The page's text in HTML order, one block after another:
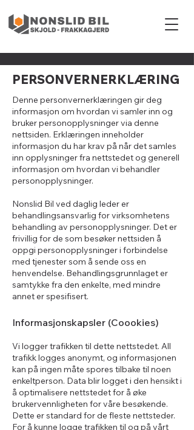
PERSONVERNERKLÆRING
Denne personvernerklæringen gir deg
informasjon om hvordan vi samler inn og
bruker personopplysninger via denne
nettsiden. Erklæringen inneholder
informasjon du har krav på når det samles
inn opplysninger fra nettstedet og generell
informasjon om hvordan vi behandler
personopplysninger.
Nonslid Bil ved daglig leder er
behandlingsansvarlig for virksomhetens
behandling av personopplysninger. Det er
frivillig for de som besøker nettsiden å
oppgi personopplysninger i forbindelse
med tjenester som å sende oss en
henvendelse. Behandlingsgrunnlaget er
samtykke fra den enkelte, med mindre
annet er spesifisert.
Informasjonskapsler (Coookies)
Vi logger trafikken til dette nettstedet. All
trafikk logges anonymt, og informasjonen
kan på ingen måte spores tilbake til noen
enkeltperson. Data blir logget i den hensikt i
å optimalisere nettstedet for å øke
brukervennligheten for våre besøkende.
Dette er standard for de fleste nettsteder.
For å kunne logge trafikken til og på vårt